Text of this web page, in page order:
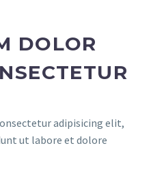
DOLOR
adipisicing elit,
ut labore et dolore